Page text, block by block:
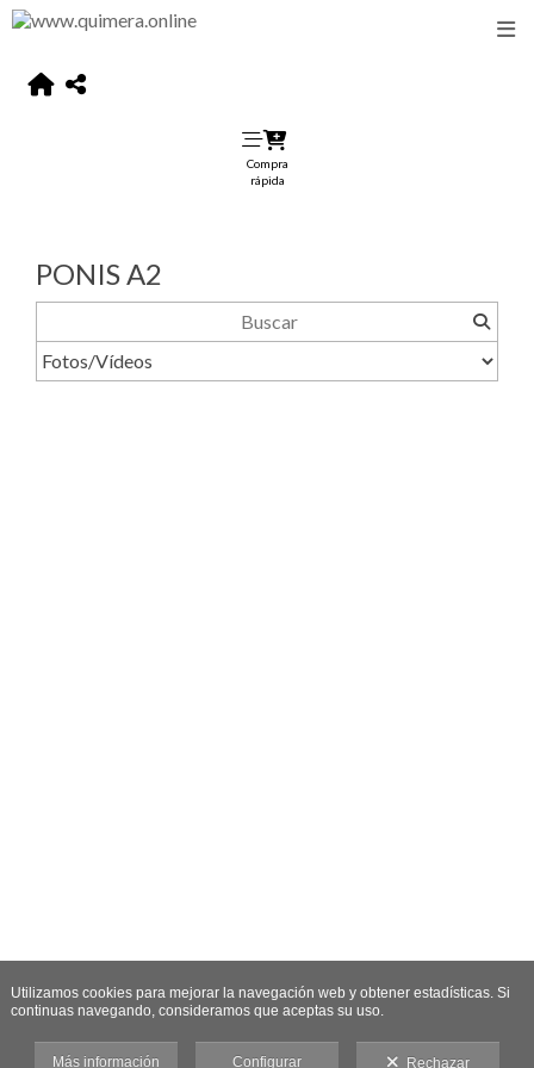
Compra
rápida
PONIS A2
Utilizamos cookies para mejorar la navegación web y obtener estadísticas. Si
continuas navegando, consideramos que aceptas su uso.
Más información Configurar Rechazar